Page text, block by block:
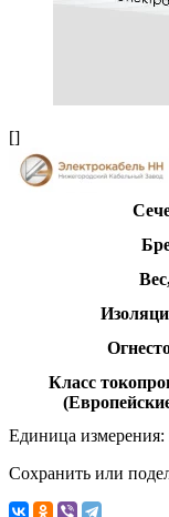
[]
Класс
Единица измерения:
Сохранить или